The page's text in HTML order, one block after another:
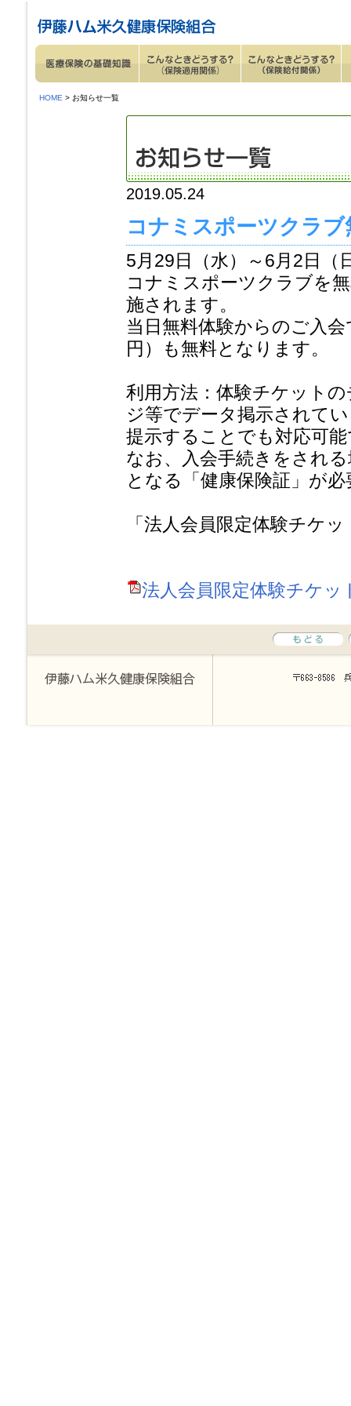
HOME > お知らせ一覧
2019.05.24
コナミスポーツクラ
5月29日（水）～6月2日（
コナミスポーツクラブを
施されます。
当日無料体験からのご入
円）も無料となります。
利用方法：体験チケット
ジ等でデータ掲示されて
提示することでも対応可
なお、入会手続きをされ
となる「健康保険証」が
「法人会員限定体験チケッ
法人会員限定体験チケッ